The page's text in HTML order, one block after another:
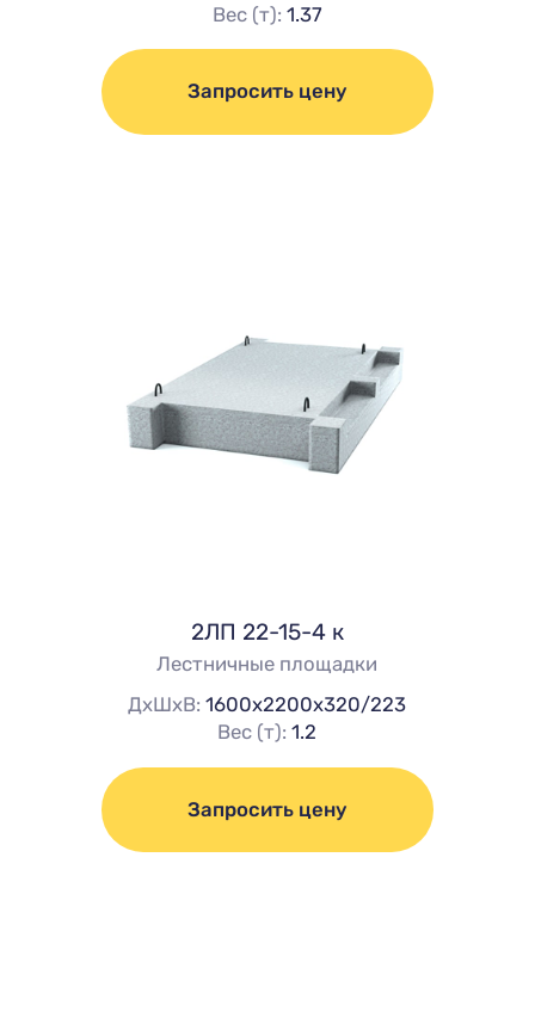
Вес (т): 1.37
Запросить цену
2ЛП 22-15-4 к
Лестничные площадки
ДхШхВ:1600х2200х320/223
Вес (т):1.2
Запросить цену